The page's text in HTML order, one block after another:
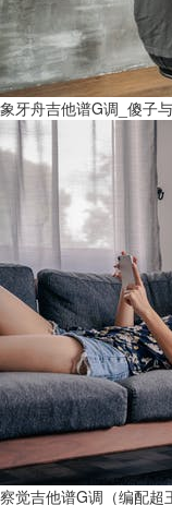
象牙舟吉他谱G调_傻子
察觉吉他谱G调（编配超